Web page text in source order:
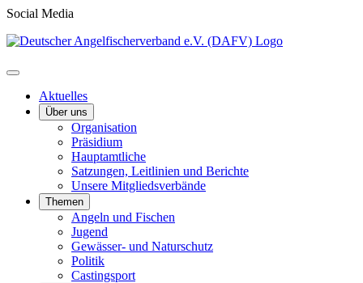
Social Media
Aktuelles
Über uns
Organisation
Präsidium
Hauptamtliche
Satzungen, Leitlinien und Berichte
Unsere Mitgliedsverbände
Themen
Angeln und Fischen
Jugend
Gewässer- und Naturschutz
Politik
Castingsport